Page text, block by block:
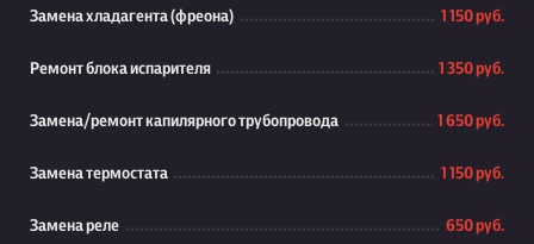
Замена хладагента (фреона) 1 150 руб.
Ремонт блока испарителя 1 350 руб.
Замена/ремонт капилярного трубопровода 1 650 руб.
Замена термостата 1 150 руб.
Замена реле 650 руб.